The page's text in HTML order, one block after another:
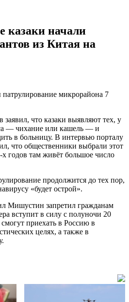
казаки начали
из Китая на
микрорайона 7
что казаки выявляют тех, у
— чихание или кашель — и
в больницу. В интервью порталу
что общественники выбрали этот
х годов там живёт большое число
продолжится до тех пор,
«будет острой».
Мишустин запретил гражданам
вступит в силу с полуночи 20
приехать в Россию в
целях, а также в